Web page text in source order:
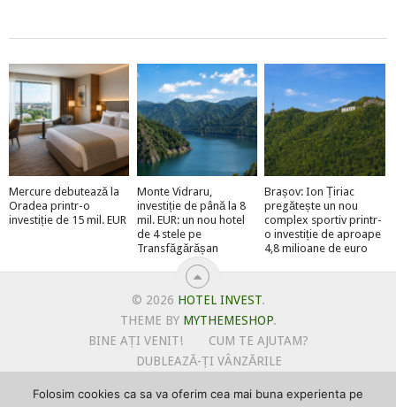
Mercure debutează la
Oradea printr-o
investiție de 15 mil. EUR
Monte Vidraru,
investiție de până la 8
mil. EUR: un nou hotel
de 4 stele pe
Transfăgărășan
Brașov: Ion Țiriac
pregătește un nou
complex sportiv printr-
o investiție de aproape
4,8 milioane de euro
© 2026 HOTEL INVEST.
THEME BY MYTHEMESHOP.
BINE AȚI VENIT!
CUM TE AJUTAM?
DUBLEAZĂ-ȚI VÂNZĂRILE
POLITICA DE UTILIZARE COOKIE-URI
Folosim cookies ca sa va oferim cea mai buna experienta pe